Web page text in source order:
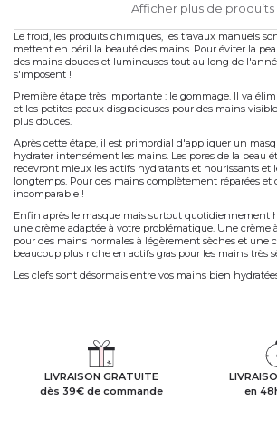
Afficher plus de produits
Le froid, les produits chimiques, les travaux manuels
mettent en péril la beauté des mains. Pour éviter la
des mains douces et lumineuses tout au long de
s'imposent !
Première étape très importante : le gommage. Il va
et les petites peaux disgracieuses pour des mains
plus douces.
Après cette étape, il est primordial d'appliquer un
hydrater intensément les mains. Les pores de la peau
recevront mieux les actifs hydratants et nourissants et
longtemps. Pour des mains complètement réparées et
incomparable !
Enfin après le masque mais surtout quotidiennement
une crème adaptée à votre problématique. Une crème
pour des mains normales à légèrement sèches et une
beaucoup plus riche en actifs gras pour les mains très
Les clefs sont désormais entre vos mains bien
LIVRAISON GRATUITE
dès 39€ de commande
en